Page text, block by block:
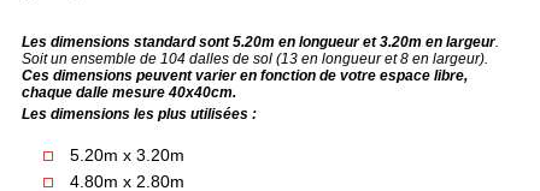
Les dimensions standard sont 5.20m en longueur et 3.20m en largeur.
Soit un ensemble de 104 dalles de sol (13 en longueur et 8 en largeur).
Ces dimensions peuvent varier en fonction de votre espace libre,
chaque dalle mesure 40x40cm.
Les dimensions les plus utilisées :
5.20m x 3.20m
4.80m x 2.80m